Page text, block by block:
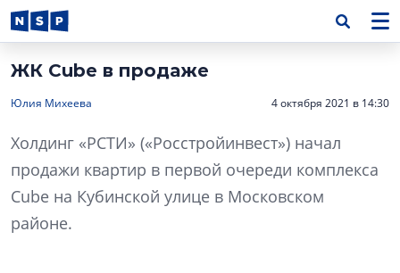
ЖК Cube в продаже
Юлия Михеева 4 октября 2021 в 14:30
Холдинг «РСТИ» («Росстройинвест») начал
продажи квартир в первой очереди комплекса
Cube на Кубинской улице в Московском
районе.